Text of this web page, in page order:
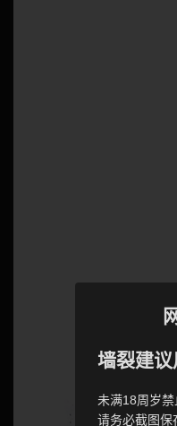
墙裂建
未满18周岁禁
请务必截图保